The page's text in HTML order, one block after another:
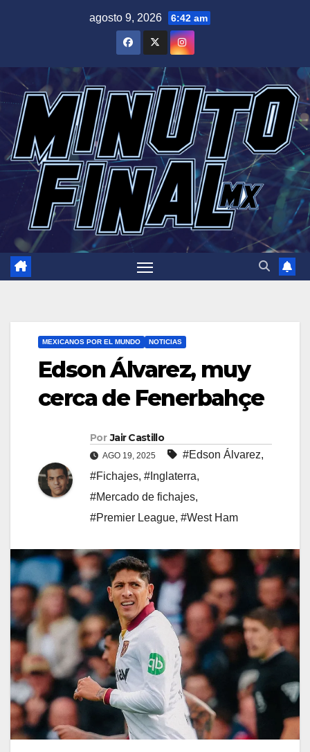
agosto 9, 2026 6:42 am
MEXICANOS POR EL MUNDO NOTICIAS
Edson Álvarez, muy
cerca de Fenerbahçe
Por Jair Castillo
AGO 19, 2025 #Edson Álvarez,
#Fichajes, #Inglaterra,
#Mercado de fichajes,
#Premier League, #West Ham